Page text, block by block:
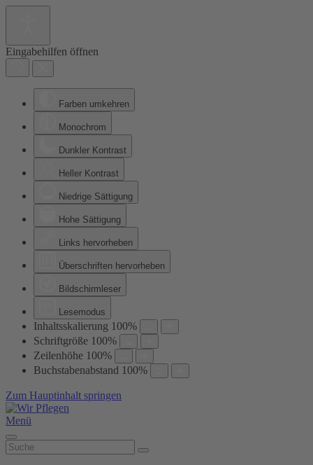
Eingabehilfen öffnen
Farben umkehren
Monochrom
Dunkler Kontrast
Heller Kontrast
Niedrige Sättigung
Hohe Sättigung
Links hervorheben
Überschriften hervorheben
Bildschirmleser
Lesemodus
Inhaltsskalierung 100%
Schriftgröße 100%
Zeilenhöhe 100%
Buchstabenabstand 100%
Zum Hauptinhalt springen
Menü